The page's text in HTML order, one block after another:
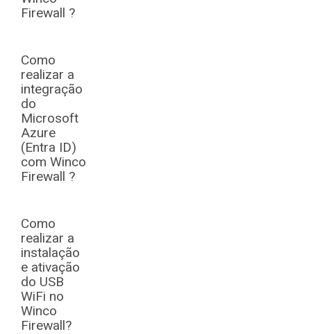
Firewall ?
Como
realizar a
integração
do
Microsoft
Azure
(Entra ID)
com Winco
Firewall ?
Como
realizar a
instalação
e ativação
do USB
WiFi no
Winco
Firewall?